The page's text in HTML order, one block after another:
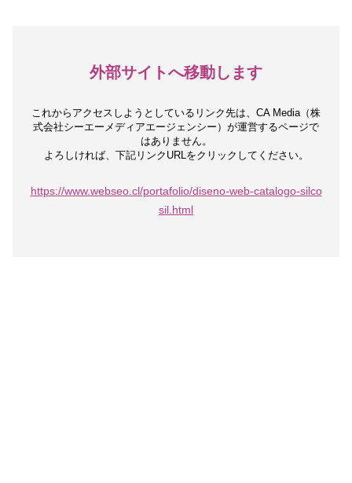
外部サイトへ移動します
これからアクセスしようとしているリンク先は、 CA Media（株
式会社シーエーメディアエージェンシー）が運営するページで
はありません。
よろしければ、下記リンクURLをクリックしてください。
https://www.webseo.cl/portafolio/diseno-web-catalogo-silco
sil.html